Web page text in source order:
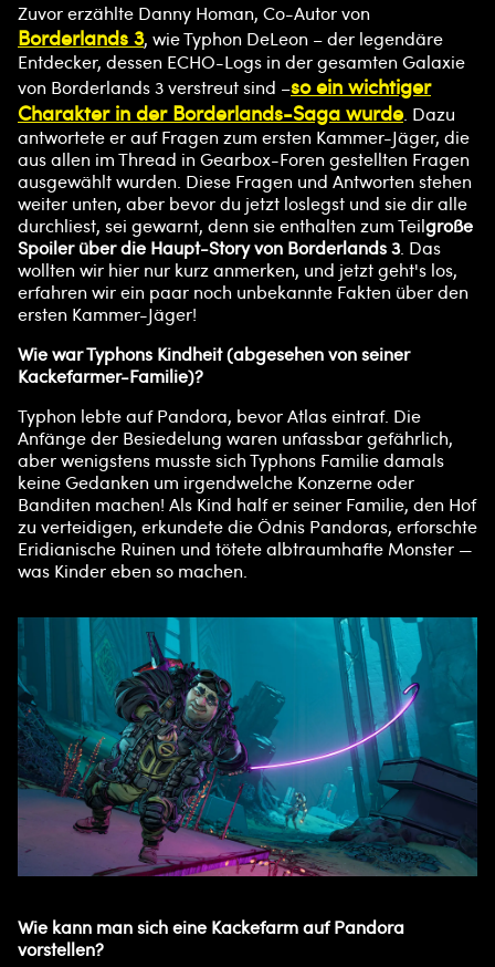
Zuvor erzählte Danny Homan, Co-Autor von
Borderlands 3, wie Typhon DeLeon – der legendäre
Entdecker, dessen ECHO-Logs in der gesamten Galaxie
von Borderlands 3 verstreut sind –so ein wichtiger
Charakter in der Borderlands-Saga wurde. Dazu
antwortete er auf Fragen zum ersten Kammer-Jäger, die
aus allen im Thread in Gearbox-Foren gestellten Fragen
ausgewählt wurden. Diese Fragen und Antworten stehen
weiter unten, aber bevor du jetzt loslegst und sie dir alle
durchliest, sei gewarnt, denn sie enthalten zum Teilgroße
Spoiler über die Haupt-Story von Borderlands 3. Das
wollten wir hier nur kurz anmerken, und jetzt geht's los,
erfahren wir ein paar noch unbekannte Fakten über den
ersten Kammer-Jäger!
Wie war Typhons Kindheit (abgesehen von seiner
Kackefarmer-Familie)?
Typhon lebte auf Pandora, bevor Atlas eintraf. Die
Anfänge der Besiedelung waren unfassbar gefährlich,
aber wenigstens musste sich Typhons Familie damals
keine Gedanken um irgendwelche Konzerne oder
Banditen machen! Als Kind half er seiner Familie, den Hof
zu verteidigen, erkundete die Ödnis Pandoras, erforschte
Eridianische Ruinen und tötete albtraumhafte Monster —
was Kinder eben so machen.
Wie kann man sich eine Kackefarm auf Pandora
vorstellen?